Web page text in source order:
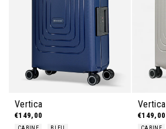
Vertica
€149,00
Vertica
€149,00